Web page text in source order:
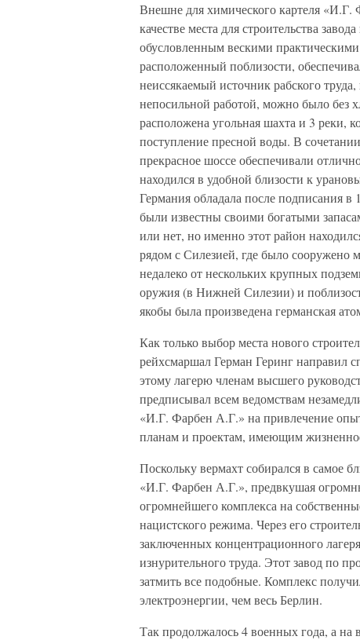
Внешне для химического картеля
качестве места для строительства
обусловленным вескими
расположенный поблизости,
неиссякаемый источник рабского
непосильной работой, можно было без
расположена угольная шахта и 3 реки,
поступление пресной воды. В
прекрасное шоссе обеспечивали
находился в удобной близости к
Германия обладала после подписания
были известны своими богатыми
или нет, но именно этот район
рядом с Силезией, где было сооружено
недалеко от нескольких крупных
оружия (в Нижней Силезии) и
якобы была произведена германская
Как только выбор места нового
рейхсмаршал Герман Геринг
этому лагерю членам высшего
предписывал всем ведомствам
«И.Г. Фарбен А.Г.» на привлечение
планам и проектам, имеющим
Поскольку вермахт собирался в самое
«И.Г. Фарбен А.Г.», предвкушая
огромнейшего комплекса на
нацистского режима. Через его
заключенных концентрационного
изнурительного труда. Этот завод по
затмить все подобные. Комплекс
электроэнергии, чем весь Берлин.
Так продолжалось 4 военных года, а